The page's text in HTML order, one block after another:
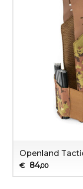
Openland
€ 84,00